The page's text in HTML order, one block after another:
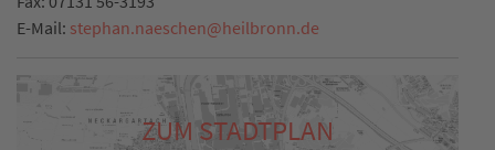
E-Mail: stephan.naeschen@heilbronn.de
ZUM STADTPLAN